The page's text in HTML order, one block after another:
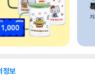
정보